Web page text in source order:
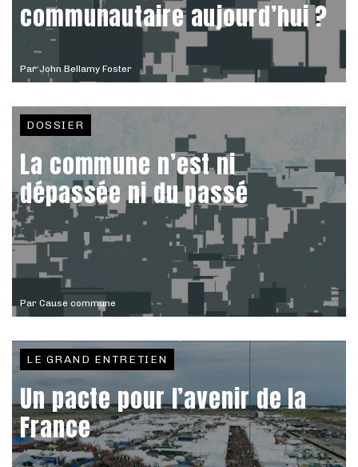
ParJohn Bellamy Foster
communautaire aujourd’hui ?
Par Cause commune
DOSSIER
La commune n’est ni
dépassée ni du passé
LE GRAND ENTRETIEN
Un pacte pour l’avenir de la
France